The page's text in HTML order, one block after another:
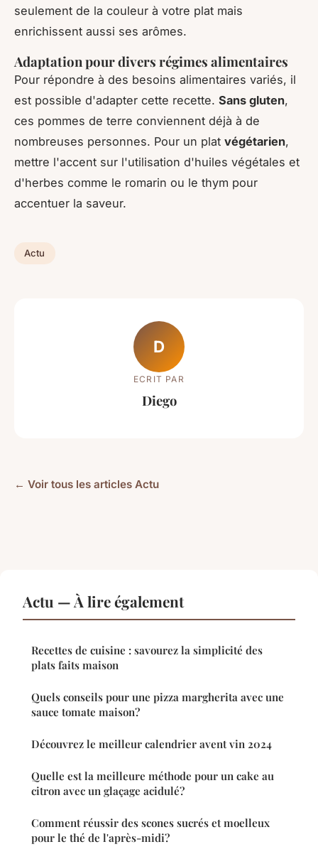
seulement de la couleur à votre plat mais
enrichissent aussi ses arômes.
Adaptation pour divers régimes alimentaires
Pour répondre à des besoins alimentaires variés, il
est possible d'adapter cette recette. Sans gluten,
ces pommes de terre conviennent déjà à de
nombreuses personnes. Pour un plat végétarien,
mettre l'accent sur l'utilisation d'huiles végétales et
d'herbes comme le romarin ou le thym pour
accentuer la saveur.
Actu
D
ECRIT PAR
Diego
← Voir tous les articles Actu
Actu — À lire également
Recettes de cuisine : savourez la simplicité des
plats faits maison
Quels conseils pour une pizza margherita avec une
sauce tomate maison?
Découvrez le meilleur calendrier avent vin 2024
Quelle est la meilleure méthode pour un cake au
citron avec un glaçage acidulé?
Comment réussir des scones sucrés et moelleux
pour le thé de l'après-midi?